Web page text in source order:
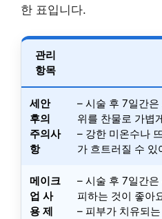
한 표입니다.
관리
항목
세안
후의
주의사
항
– 시술 후 7일간
위를 찬물로 가볍
– 강한 미온수나
가 흐트러질 수 있
메이크
업 사
용 제
– 시술 후 7일간
피하는 것이 좋아
– 피부가 치유되